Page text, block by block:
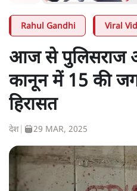
Rahul Gandhi Viral
आज से पुलिसराज
कानून में 15 की
हिरासत
देश 29 MAR, 2025